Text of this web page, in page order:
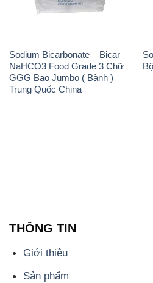
Sodium Bicarbonate – Bicar
NaHCO3 Food Grade 3 Chữ
GGG Bao Jumbo ( Bành )
Trung Quốc China
THÔNG TIN
Giới thiệu
Sản phẩm